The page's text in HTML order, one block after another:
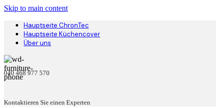
Skip to main content
Hauptseite ChronTec
Hauptseite Küchencover
Über uns
040 468 977 570
Kontaktieren Sie einen Experten